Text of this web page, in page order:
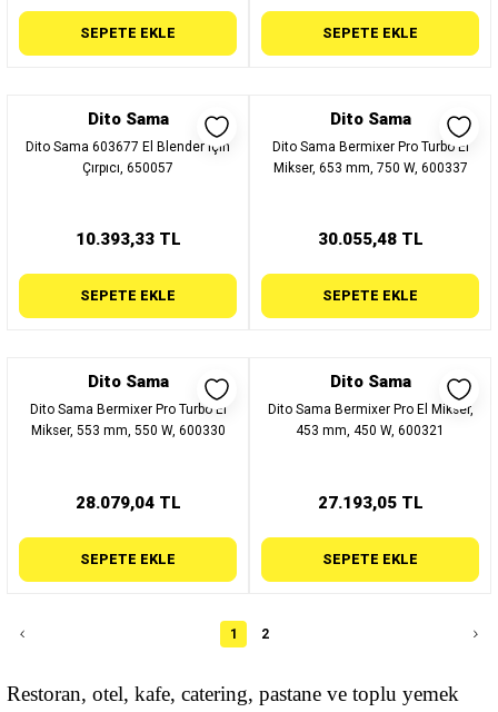
SEPETE EKLE SEPETE EKLE
Dito Sama
Dito Sama 603677 El Blender için
Çırpıcı, 650057
10.393,33 TL
SEPETE EKLE
Dito Sama
Dito Sama Bermixer Pro Turbo El
Mikser, 653 mm, 750 W, 600337
30.055,48 TL
SEPETE EKLE
Dito Sama
Dito Sama Bermixer Pro Turbo El
Mikser, 553 mm, 550 W, 600330
28.079,04 TL
SEPETE EKLE
Dito Sama
Dito Sama Bermixer Pro El Mikser,
453 mm, 450 W, 600321
27.193,05 TL
SEPETE EKLE
1 2
Restoran, otel, kafe, catering, pastane ve toplu yemek